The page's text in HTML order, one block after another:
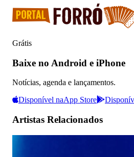
Grátis
Baixe no Android e iPhone
Notícias, agenda e lançamentos.
Disponível naApp Store
Artistas Relacionados